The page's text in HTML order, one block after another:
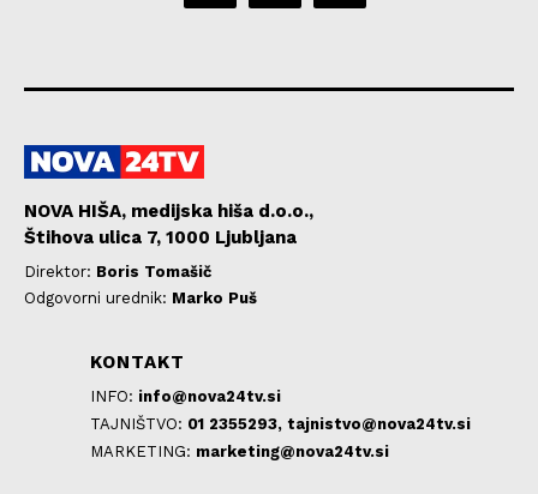
NOVA HIŠA, medijska hiša d.o.o.,
Štihova ulica 7, 1000 Ljubljana
Direktor: Boris Tomašič
Odgovorni urednik: Marko Puš
KONTAKT
INFO: info@nova24tv.si
TAJNIŠTVO: 01 2355293, tajnistvo@nova24tv.si
MARKETING: marketing@nova24tv.si